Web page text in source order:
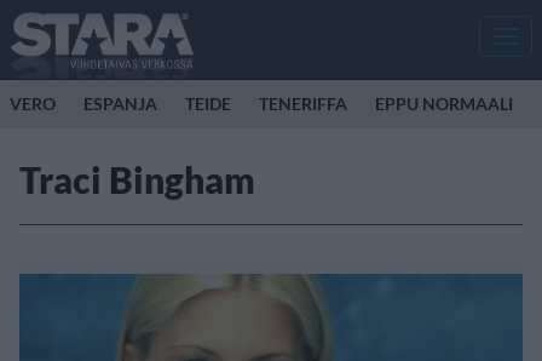
VERO ESPANJA TEIDE TENERIFFA EPPU NORMAALI
Traci Bingham